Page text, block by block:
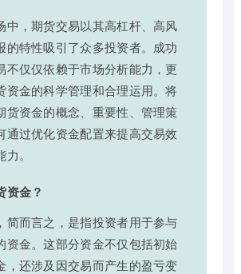
中，期货交易以其高杠杆、高风
的特性吸引了众多投资者。成功
不仅仅依赖于市场分析能力，更
资金的科学管理和合理运用。将
货资金的概念、重要性、管理策
通过优化资金配置来提高交易效
。
资金？
简而言之，是指投资者用于参与
资金。这部分资金不仅包括初始
，还涉及因交易而产生的盈亏变